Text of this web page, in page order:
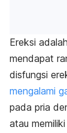
Ereksi
mendapat
disfungsi
mengalami
pada pria
atau